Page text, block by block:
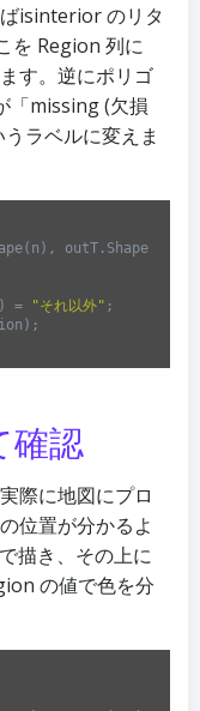
isinterior のリタ
を Region 列に
す。逆にポリゴ
「missing (欠損
ラベルに変えま
outT.Shape);
=
"それ以外" ;
確認
際に地図にプロ
位置が分かるよ
で描き、その上に
の値で色を分